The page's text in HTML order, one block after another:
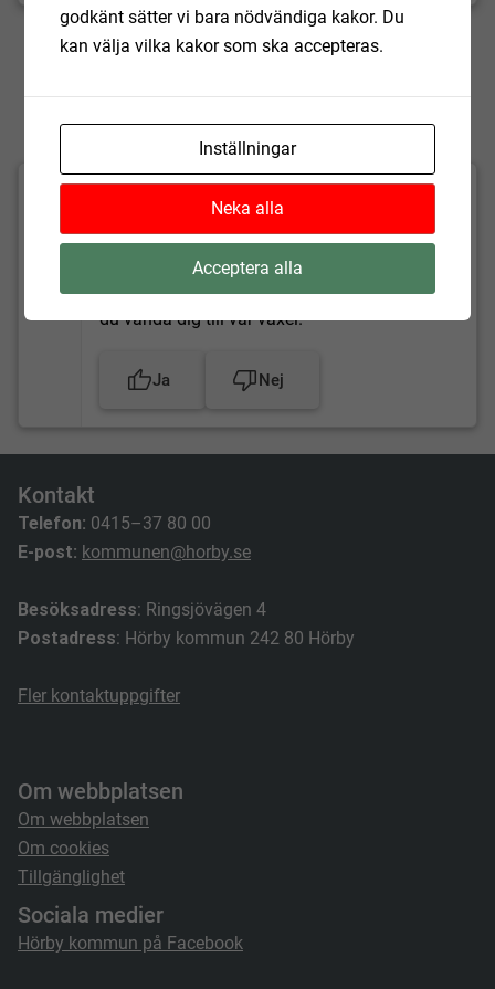
Uppdaterad: 2022-05-19
Fick du hjälp av informationen på
Vi läser allt och tar till oss synpunkter. Om du
vill komma i kontakt med Hörby kommun kan
du vända dig till vår växel.
Ja Nej
Kontakt
Telefon: 0415–37 80 00
E-post: kommunen@horby.se
Besöksadress: Ringsjövägen 4
Postadress: Hörby kommun 242 80 Hörby
Fler kontaktuppgifter
Om webbplatsen
Om webbplatsen
Om cookies
Tillgänglighet
Sociala medier
Hörby kommun på Facebook
godkänt sätter vi bara nödvändiga kakor. Du
kan välja vilka kakor som ska accepteras.
Inställningar
Neka alla
Acceptera alla